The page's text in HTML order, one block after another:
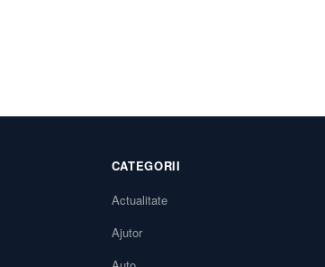
CATEGORII
Actualitate
Ajutor